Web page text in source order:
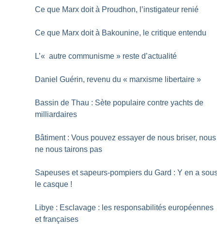
Ce que Marx doit à Proudhon, l’instigateur renié
Ce que Marx doit à Bakounine, le critique entendu
L’« autre communisme » reste d’actualité
Daniel Guérin, revenu du « marxisme libertaire »
Bassin de Thau : Sète populaire contre yachts de
milliardaires
Bâtiment : Vous pouvez essayer de nous briser, nous
ne nous tairons pas
Sapeuses et sapeurs-pompiers du Gard : Y en a
le casque !
Libye : Esclavage : les responsabilités européennes
et françaises